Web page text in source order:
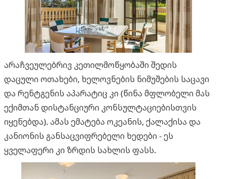
არაჩვეულებრივ კეთილმოწყობაში შედის
დაცული ოთახები, ხელოვნების ნიმუშების საცავი
და რენტგენის აპარატიც კი (წინა მფლობელი მას
ექიმთან დისტანციური კონსულტაციებისთვის
იყენებდა). ამას ემატება ოკეანის, ქალაქისა და
კანიონის განსაცვიფრებელი ხედები - ეს
ყველაფერი კი ზრდის სახლის ფასს.